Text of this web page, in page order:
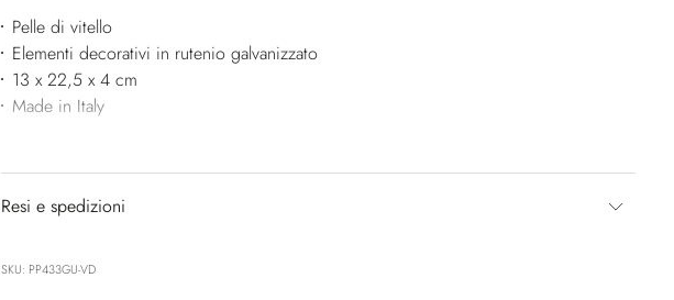
Pelle di vitello
Elementi decorativi in rutenio galvanizzato
13 x 22,5 x 4 cm
Made in Italy
Resi e spedizioni
SKU: PP433GU-VD